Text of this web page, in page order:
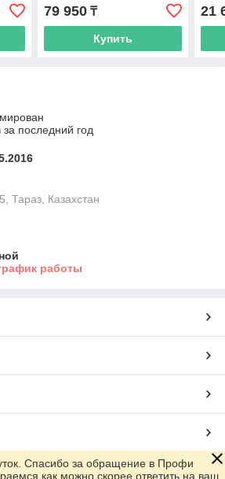
79 950₸
Купить
21
последний год
Тараз, Казахстан
работы
Спасибо за обращение в Профи
как можно скорее ответить на ваш